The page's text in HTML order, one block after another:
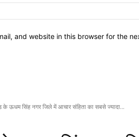
and website in this browser for the